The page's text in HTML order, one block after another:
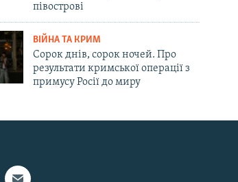
півострові
ВІЙНА ТА КРИМ
Сорок днів, сорок ночей. Про
результати кримської операції з
примусу Росії до миру